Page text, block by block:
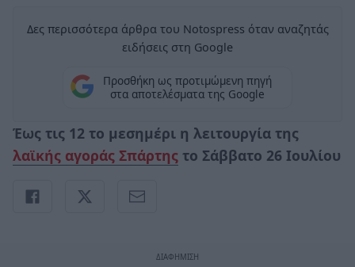
Δες περισσότερα άρθρα του Notospress όταν αναζητάς
ειδήσεις στη Google
Προσθήκη ως προτιμώμενη πηγή
στα αποτελέσματα της Google
Έως τις 12 το μεσημέρι η λειτουργία της
λαϊκής αγοράς Σπάρτης το Σάββατο 26 Ιουλίου